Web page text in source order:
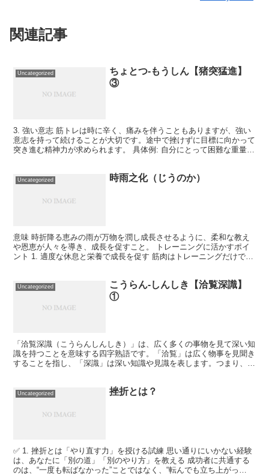
関連記事
Uncategorized
ちょとつ-もうしん【猪突猛進】
③
3. 強い意志 筋トレは時に辛く、痛みを伴うこともありますが、強い
意志を持って続けることが大切です。途中で挫けずに目標に向かって
突き進む精神力が求められます。 具体例: 自分にとって困難な重量や
Uncategorized 時雨之化（じうのか）
意味 時折降る恵みの雨が万物を潤し成長させるように、柔和な教え
や恩恵が人々を導き、成長を促すこと。 トレーニングに活かすポイ
ント 1. 適度な休息と栄養で成長を促す 筋肉はトレーニングだけでな
Uncategorized
こうらん-しんしき【洽覧深識】
①
「洽覧深識（こうらんしんしき）」は、広く多くの事物を見て深い知
識を持つことを意味する四字熟語です。「洽覧」は広く物事を見聞き
することを指し、「深識」は深い知識や見識を表します。つまり、
Uncategorized 挫折とは？
✅ 1. 挫折とは「やり直す力」を授ける試練 思い通りにいかない経験
は、あなたに「別の道」「別のやり方」を教える 成功者に共通する
のは、“一度も転ばなかった”ことではなく、“転んでも立ち上がっ